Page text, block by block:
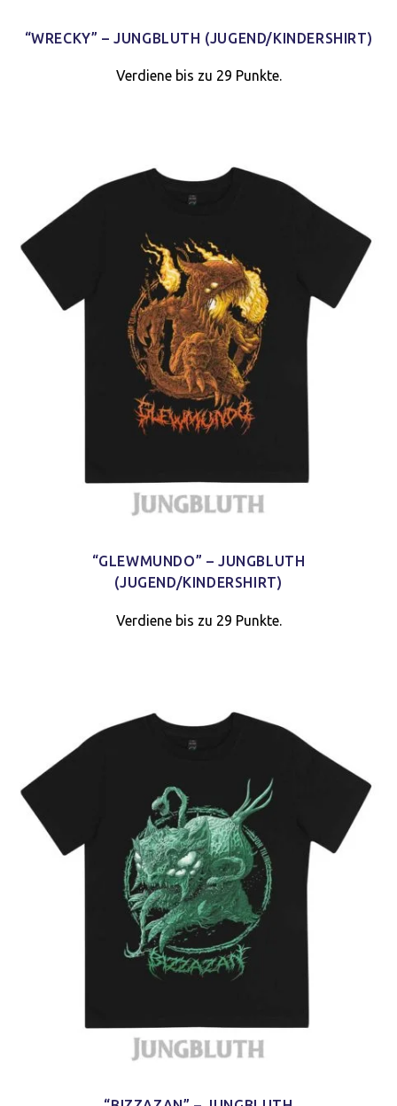
“WRECKY” – JUNGBLUTH (JUGEND/KINDERSHIRT)
Verdiene bis zu 29 Punkte.
“GLEWMUNDO” – JUNGBLUTH
(JUGEND/KINDERSHIRT)
Verdiene bis zu 29 Punkte.